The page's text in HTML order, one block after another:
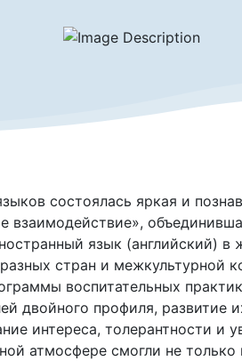
состоялась яркая и
взаимодействие»,
язык (английский)
стран и межкультурной
воспитательных
двойного профиля, развитие
интереса, толерантности и
атмосфере смогли не только